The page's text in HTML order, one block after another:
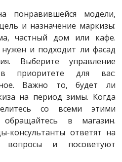
понравившейся модели,
и назначение маркизы:
частный дом или кафе.
и подходит ли фасад
Выберите управление
приоритете для вас:
Важно то, будет ли
на период зимы. Когда
со всеми этими
в магазин.
консультанты ответят на
вопросы и посоветуют